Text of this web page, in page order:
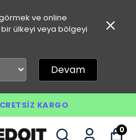
ve online
ülkeyi veya bölgeyi
Devam
KARGO
0